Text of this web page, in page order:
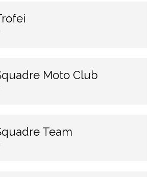
Moto Club
Team